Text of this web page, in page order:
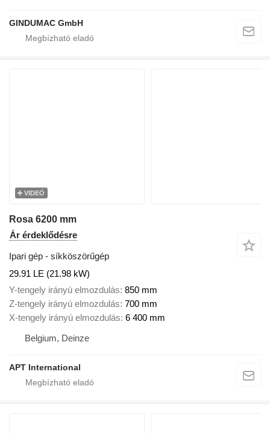
GINDUMAC GmbH
VIDEÓ
Rosa 6200 mm
Ár érdeklődésre
Ipari gép - síkköszörűgép
29.91 LE (21.98 kW)
Y-tengely irányú elmozdulás 850 mm
Z-tengely irányú elmozdulás 700 mm
X-tengely irányú elmozdulás 6 400 mm
Belgium, Deinze
APT International